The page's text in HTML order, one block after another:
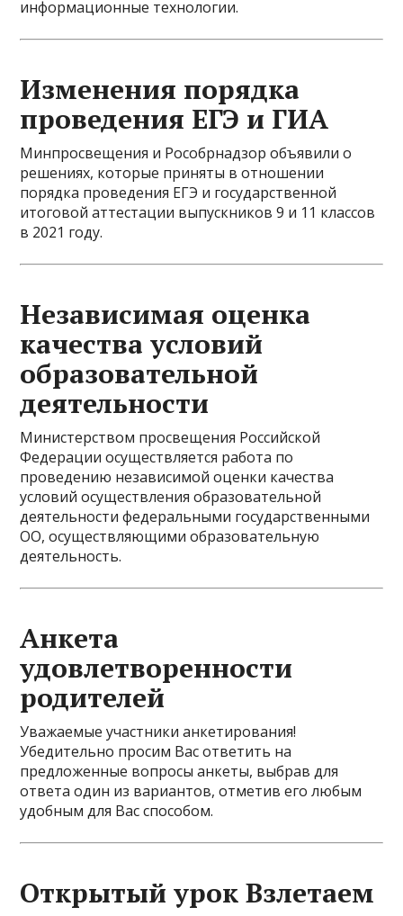
информационные технологии.
Изменения порядка
проведения ЕГЭ и ГИА
Минпросвещения и Рособрнадзор объявили о
решениях, которые приняты в отношении
порядка проведения ЕГЭ и государственной
итоговой аттестации выпускников 9 и 11 классов
в 2021 году.
Независимая оценка
качества условий
образовательной
деятельности
Министерством просвещения Российской
Федерации осуществляется работа по
проведению независимой оценки качества
условий осуществления образовательной
деятельности федеральными государственными
ОО, осуществляющими образовательную
деятельность.
Анкета
удовлетворенности
родителей
Уважаемые участники анкетирования!
Убедительно просим Вас ответить на
предложенные вопросы анкеты, выбрав для
ответа один из вариантов, отметив его любым
удобным для Вас способом.
Открытый урок Взлетаем